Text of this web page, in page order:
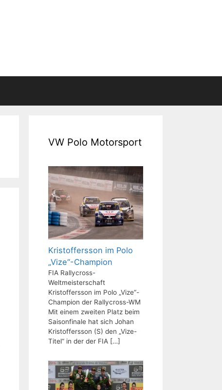
VW Polo Motorsport
Kristoffersson im Polo
„Vize“-Champion
FIA Rallycross-
Weltmeisterschaft
Kristoffersson im Polo „Vize“-
Champion der Rallycross-WM
Mit einem zweiten Platz beim
Saisonfinale hat sich Johan
Kristoffersson (S) den „Vize-
Titel“ in der der FIA […]